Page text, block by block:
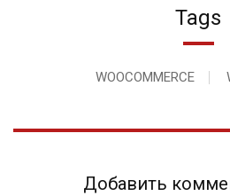
Tags
WOOCOMMERCE
Добавить